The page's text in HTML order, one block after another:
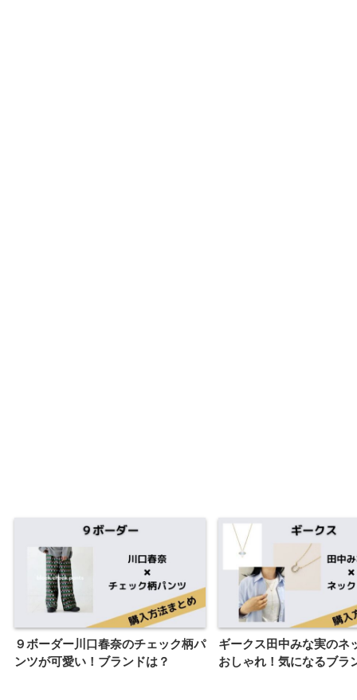
９ボーダー川口春奈のチェック柄パ
ンツが可愛い！ブランドは？
ギークス田中みな実のネ
おしゃれ！気になるブラ